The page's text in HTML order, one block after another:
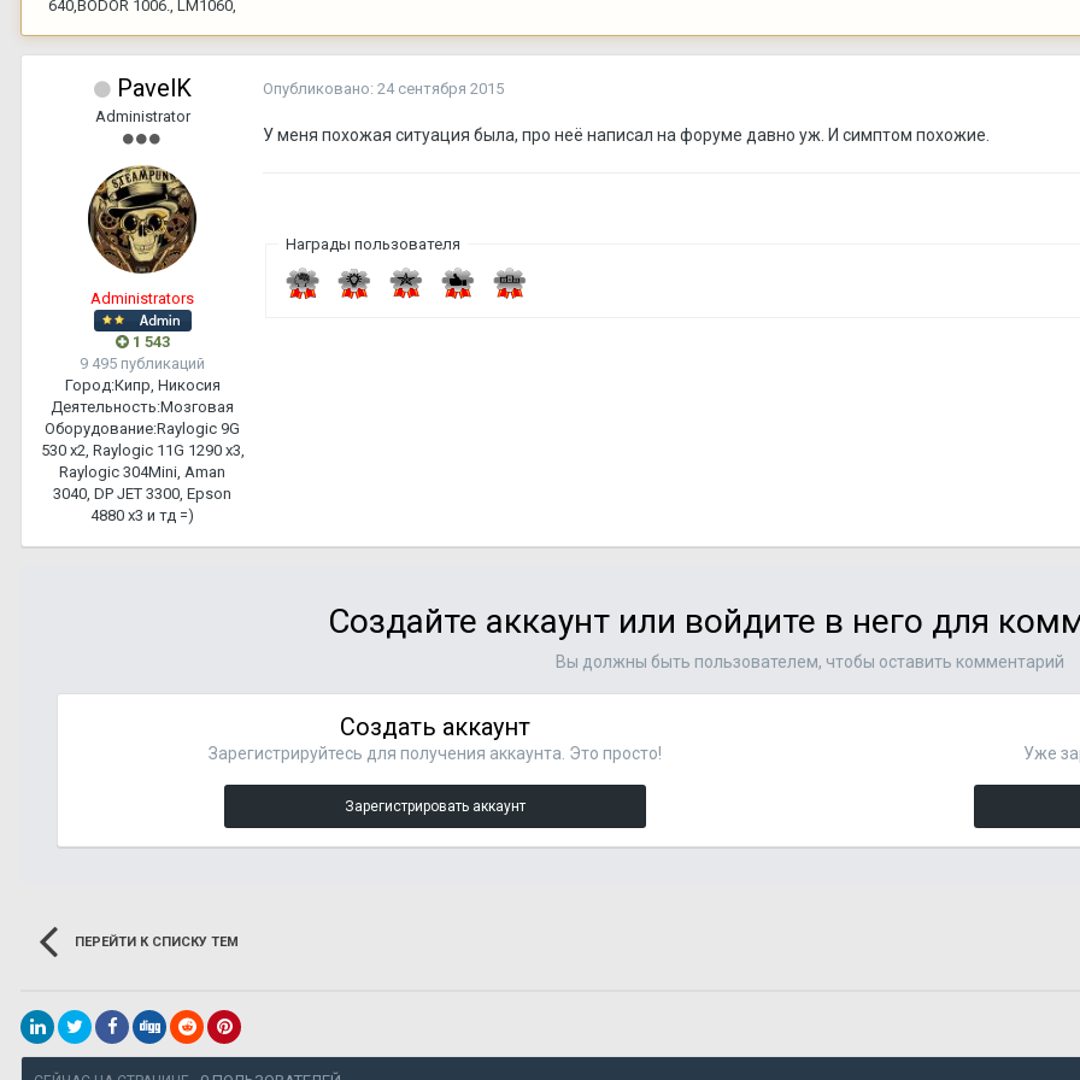
640,BODOR 1006., LM1060,
PavelK
Administrator
Administrators
1 543
9 495 публикаций
Город:Кипр, Никосия
Деятельность:Мозговая
Оборудование:Raylogic 9G
530 х2, Raylogic 11G 1290 х3,
Raylogic 304Mini, Aman
3040, DP JET 3300, Epson
4880 x3 и тд =)
Опубликовано: 24 сентября 2015
У меня похожая ситуация была, про неё написал на форуме давно уж. И симптом похожие.
Награды пользователя
Создайте аккаунт или войдите в него для
Вы должны быть пользователем, чтобы оставить комментарий
Создать аккаунт
Зарегистрируйтесь для получения аккаунта. Это просто!
Зарегистрировать аккаунт
Уже
ПЕРЕЙТИ К СПИСКУ ТЕМ